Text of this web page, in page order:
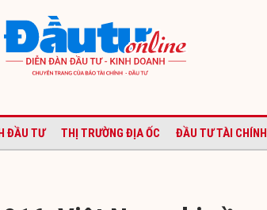
ĐẦU TƯ THỊ TRƯỜNG ĐỊA ỐC ĐẦU TƯ TÀI CHÍNH